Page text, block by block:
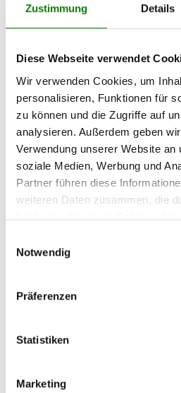
Zustimmung Details
Diese Webseite verwendet
Wir verwenden Cookies, um
personalisieren, Funktionen für
zu können und die Zugriffe auf
analysieren. Außerdem geben
Verwendung unserer Website an
soziale Medien, Werbung und
Partner führen diese
weiteren Daten zusammen, die
hast oder die sie im Rahmen
Notwendig
Präferenzen
Statistiken
Marketing
Tradition trifft Moderne
Inspiriert von einer alten
bewährte Handwerkskunst mit
innovativem Markenauftritt – das
Wiedererkennbarkeit und starke
Lager- und Handlingvorteile
Mindesthaltbarkeitsdatum von
Abfüllung – ideal für
unkomplizierten Einsatz im
INGWERSTÜCKCHEN